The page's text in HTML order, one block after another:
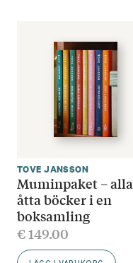
TOVE JANSSON
Muminpaket – alla
åtta böcker i en
boksamling
€149.00